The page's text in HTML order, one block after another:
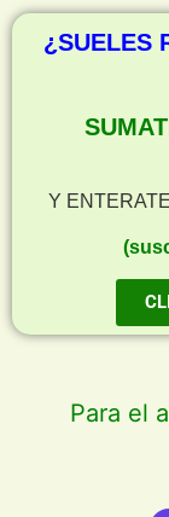
¿SUELES
Y
Para el